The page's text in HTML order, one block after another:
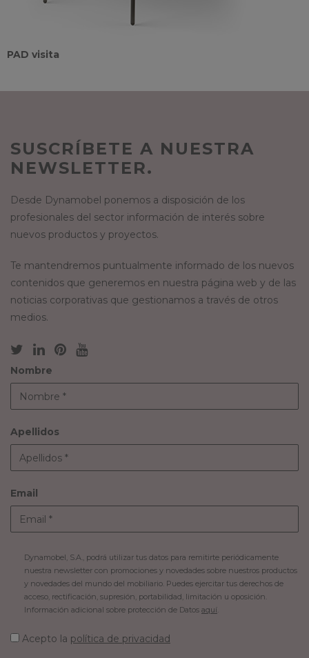
PAD visita
SUSCRÍBETE A NUESTRA
NEWSLETTER.
Desde Dynamobel ponemos a disposición de los
profesionales del sector información de interés sobre
nuevos productos y proyectos.
Te mantendremos puntualmente informado de los nuevos
contenidos que generemos en nuestra página web y de las
noticias corporativas que gestionamos a través de otros
medios.
Nombre
Apellidos
Email
Dynamobel, S.A., podrá utilizar tus datos para remitirte periódicamente
nuestra newsletter con promociones y novedades sobre nuestros productos
y novedades del mundo del mobiliario. Puedes ejercitar tus derechos de
acceso, rectificación, supresión, portabilidad, limitación u oposición.
Información adicional sobre protección de Datos aquí
Acepto la política de privacidad